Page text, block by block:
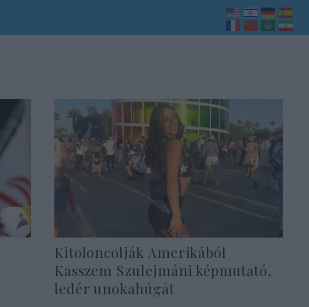
Kitoloncolják Amerikából
Kasszem Szulejmáni képmutató,
ledér unokahúgát